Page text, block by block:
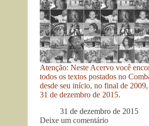
Atenção: Neste Acervo você
todos os textos postados no
desde seu início, no final de 2009,
31 de dezembro de 2015.
31 de dezembro de 2015
Deixe um comentário